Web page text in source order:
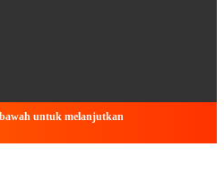
untuk melanjutkan